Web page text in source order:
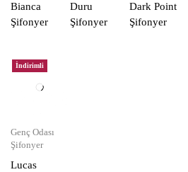
Bianca
Şifonyer
Duru
Şifonyer
Dark Point
Şifonyer
İndirimli
Genç Odası
Şifonyer
Lucas